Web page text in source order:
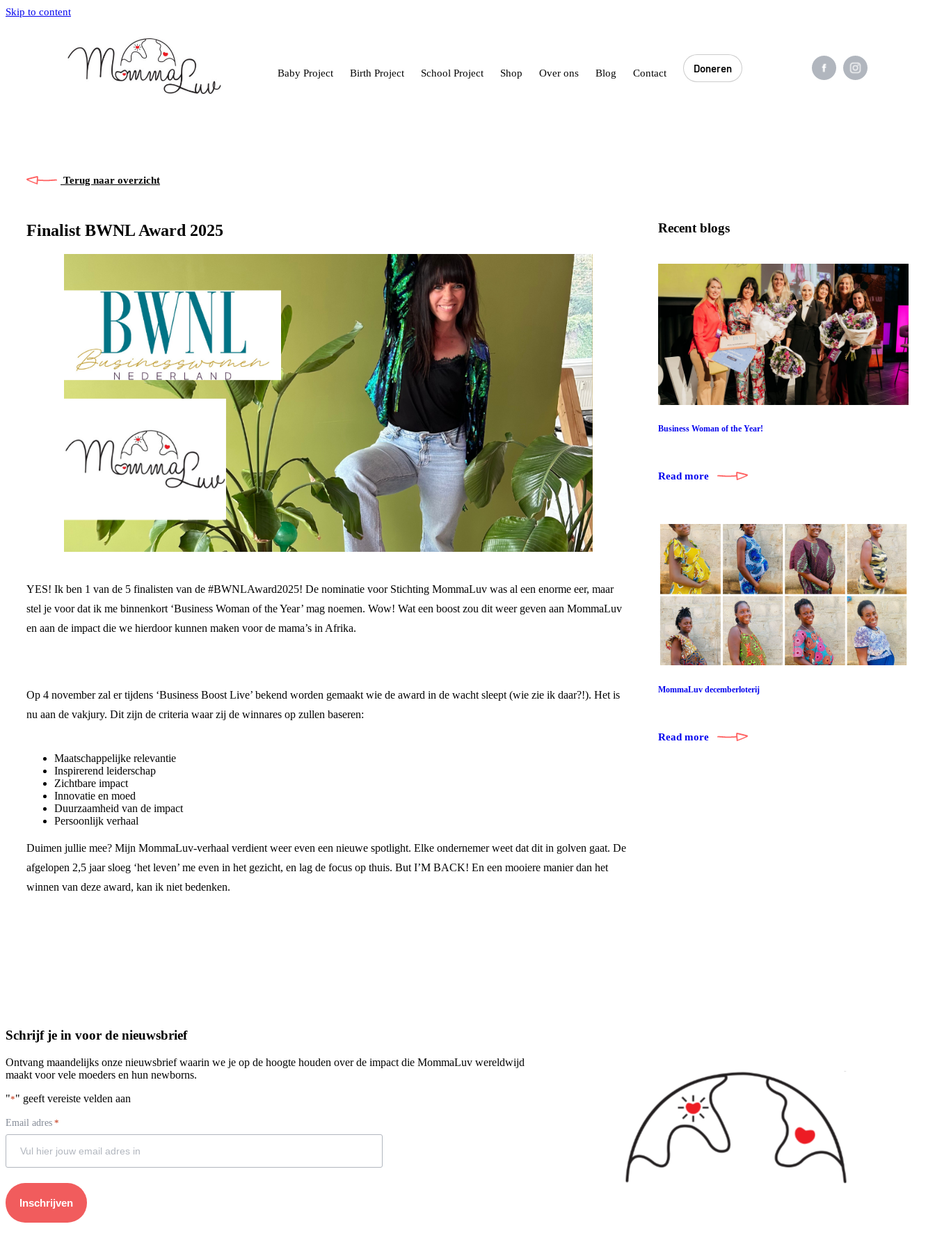
Skip to content
Baby Project Birth Project School Project Shop Over ons Blog Contact Doneren
Terug naar overzicht
Finalist BWNL Award 2025
YES! Ik ben 1 van de 5 finalisten van de #BWNLAward2025! De nominatie voor Stichting MommaLuv was al een enorme eer, maar
stel je voor dat ik me binnenkort ‘Business Woman of the Year’ mag noemen. Wow! Wat een boost zou dit weer geven aan MommaLuv
en aan de impact die we hierdoor kunnen maken voor de mama’s in Afrika.
Op 4 november zal er tijdens ‘Business Boost Live’ bekend worden gemaakt wie de award in de wacht sleept (wie zie ik daar?!). Het is
nu aan de vakjury. Dit zijn de criteria waar zij de winnares op zullen baseren:
Maatschappelijke relevantie
Inspirerend leiderschap
Zichtbare impact
Innovatie en moed
Duurzaamheid van de impact
Persoonlijk verhaal
Duimen jullie mee? Mijn MommaLuv-verhaal verdient weer even een nieuwe spotlight. Elke ondernemer weet dat dit in golven gaat. De
afgelopen 2,5 jaar sloeg ‘het leven’ me even in het gezicht, en lag de focus op thuis. But I’M BACK! En een mooiere manier dan het
winnen van deze award, kan ik niet bedenken.
Recent blogs
Business Woman of the Year!
Read more
MommaLuv decemberloterij
Read more
Schrijf je in voor de nieuwsbrief
Ontvang maandelijks onze nieuwsbrief waarin we je op de hoogte houden over de impact die MommaLuv wereldwijd
maakt voor vele moeders en hun newborns.
"*" geeft vereiste velden aan
Email adres *